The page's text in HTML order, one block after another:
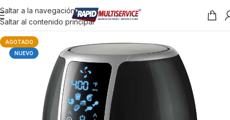
Saltar a la navegación
Saltar al contenido principal
AGOTADO
NUEVO